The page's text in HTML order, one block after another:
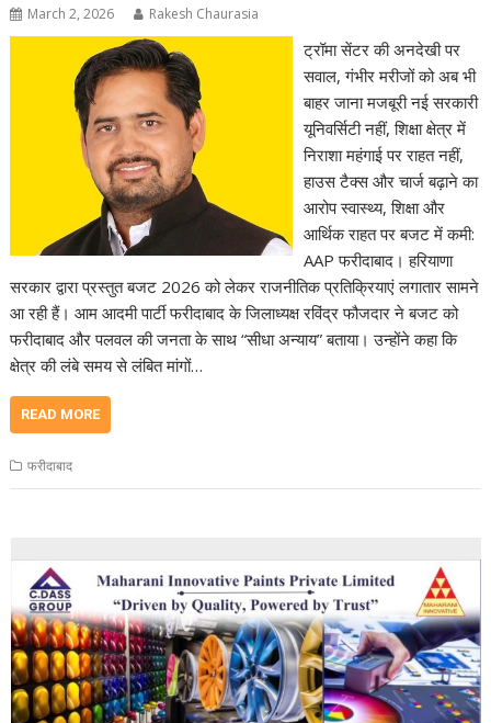
March 2, 2026 Rakesh Chaurasia
ट्रॉमा सेंटर की अनदेखी पर
सवाल, गंभीर मरीजों को अब भी
बाहर जाना मजबूरी नई सरकारी
यूनिवर्सिटी नहीं, शिक्षा क्षेत्र में
निराशा महंगाई पर राहत नहीं,
हाउस टैक्स और चार्ज बढ़ाने का
आरोप स्वास्थ्य, शिक्षा और
आर्थिक राहत पर बजट में कमी:
AAP फरीदाबाद। हरियाणा
सरकार द्वारा प्रस्तुत बजट 2026 को लेकर राजनीतिक प्रतिक्रियाएं लगातार सामने
आ रही हैं। आम आदमी पार्टी फरीदाबाद के जिलाध्यक्ष रविंद्र फौजदार ने बजट को
फरीदाबाद और पलवल की जनता के साथ “सीधा अन्याय” बताया। उन्होंने कहा कि
क्षेत्र की लंबे समय से लंबित मांगों…
READ MORE
फरीदाबाद